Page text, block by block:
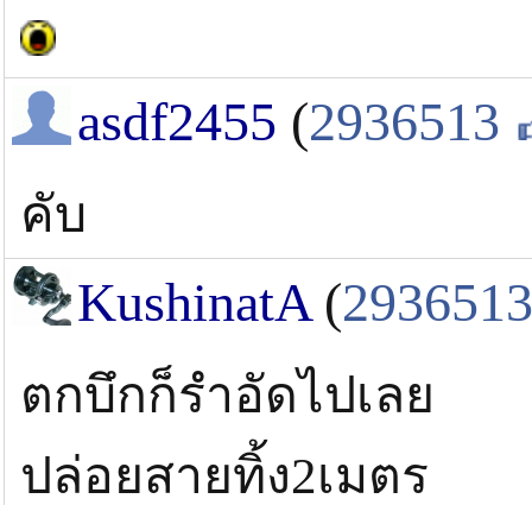
( ระวังผิดคิวโดยช่อนอเมซอลด้วยนะครับ
เอ็น 25 ปอนด์วันธรรมดาไหวครับ (คนน้อ
ลองไปทดลองดูหละกันครับ ( เห็นช่วงหลั
หรือเปล่าครับ)
asdf2455 (2936513
คับ
KushinatA(2936513
ตกบึกก็รำอัดไปเลย
ปล่อยสายทิ้ง2เมตร